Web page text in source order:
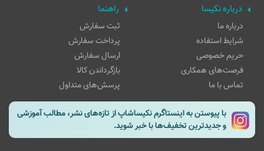
درباره نکیسا
درباره ما
شرایط استفاده
حریم خصوصی
فرصت‌های همکاری
تماس با ما
راهنما
ثبت سفارش
پرداخت سفارش
ارسال سفارش
بازگرداندن کالا
پرسش‌های متداول
با پیوستن به اینستاگرم نکیساشاپ از تازه‌های نشر، مطالب آموزشی
و جدیدترین تخفیف‌ها با خبر شوید.